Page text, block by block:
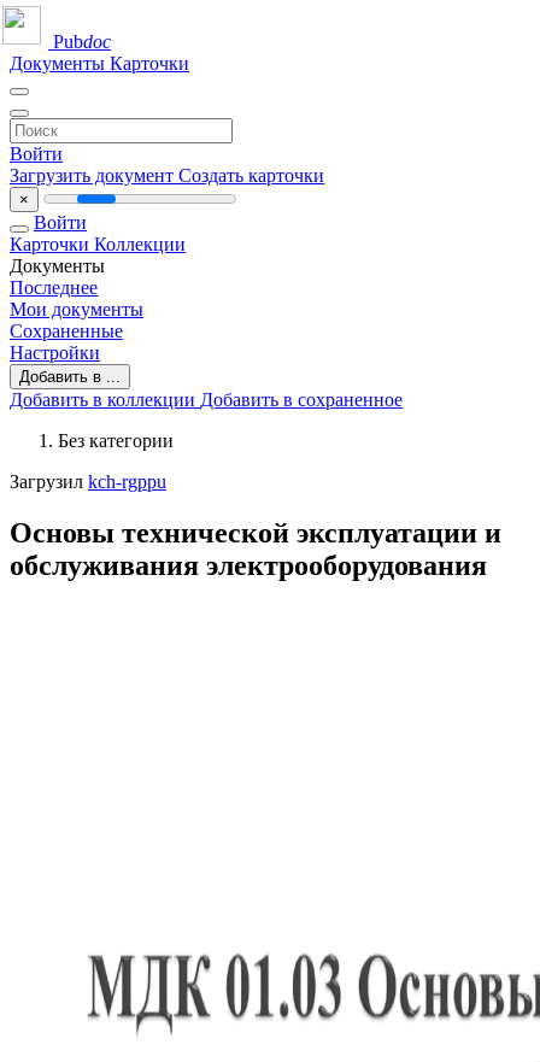
Pubdoc
Документы Карточки
Войти
Загрузить документ Создать карточки
×
Войти
Карточки Коллекции
Документы
Последнее
Мои документы
Сохраненные
Настройки
Добавить в ...
Добавить в коллекции Добавить в сохраненное
Без категории
Загрузил kch-rgppu
Основы технической эксплуатации и
обслуживания электрооборудования